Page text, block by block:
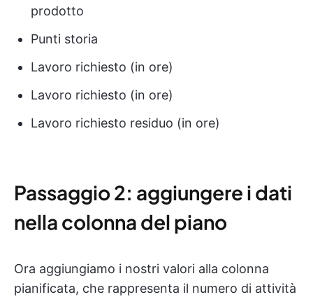
prodotto
Punti storia
Lavoro richiesto (in ore)
Lavoro richiesto (in ore)
Lavoro richiesto residuo (in ore)
Passaggio 2: aggiungere i dati
nella colonna del piano
Ora aggiungiamo i nostri valori alla colonna
pianificata, che rappresenta il numero di attività